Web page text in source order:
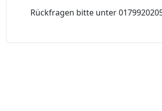
Rückfragen bitte unter